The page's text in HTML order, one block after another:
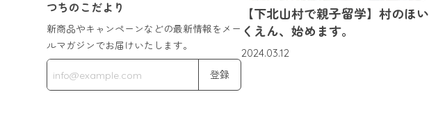
つちのこだより
新商品やキャンペーンなどの最新情報をメー
ルマガジンでお届けいたします。
登録
【下北山村で親子留学】村のほい
くえん、始めます。
2024.03.12